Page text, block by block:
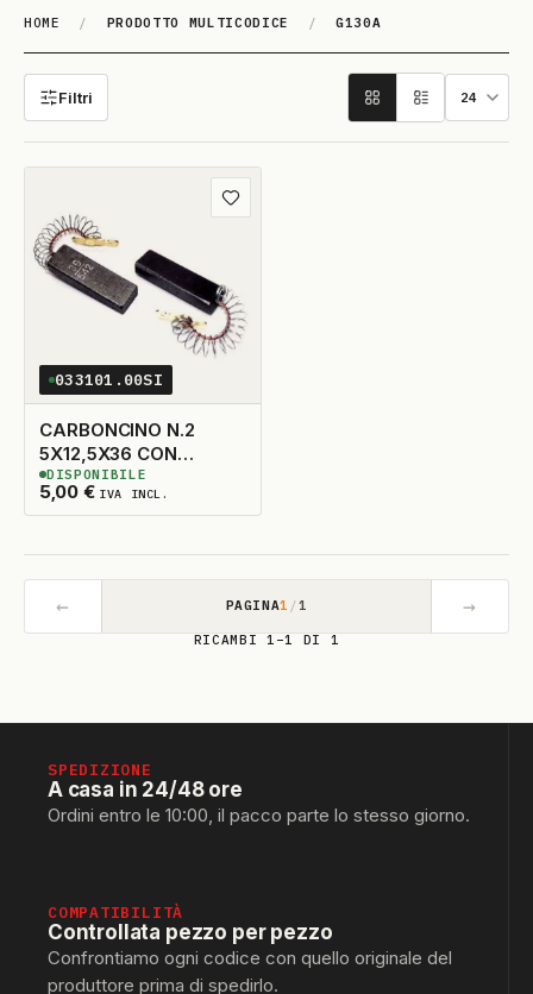
HOME / PRODOTTO MULTICODICE / G130A
G130A
Filtri
Aggiungi ai preferiti
033101.00SI
CARBONCINO N.2
5X12,5X36 CON
MOLLA
5,00 € IVA INCL.
7DISPONIBILI
DISPONIBILE
← PAGINA1 /1 →
RICAMBI 1–1 DI 1
SPEDIZIONE
A casa in 24/48 ore
Ordini entro le 10:00, il pacco parte lo stesso giorno.
COMPATIBILITÀ
Controllata pezzo per pezzo
Confrontiamo ogni codice con quello originale del
produttore prima di spedirlo.